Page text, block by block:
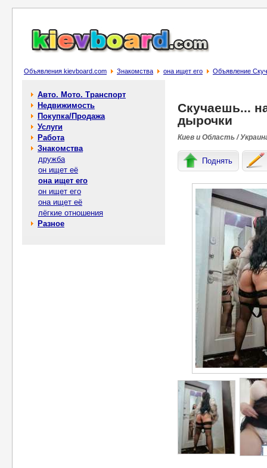
Объявления kievboard.com Знакомства она ищет его Объявление
Авто. Мото. Транспорт
Недвижимость
Покупка/Продажа
Услуги
Работа
Знакомства
дружба
он ищет её
она ищет его
он ищет его
она ищет её
лёгкие отношения
Разное
Скучаешь...
дырочки
Киев и Область /
Поднять